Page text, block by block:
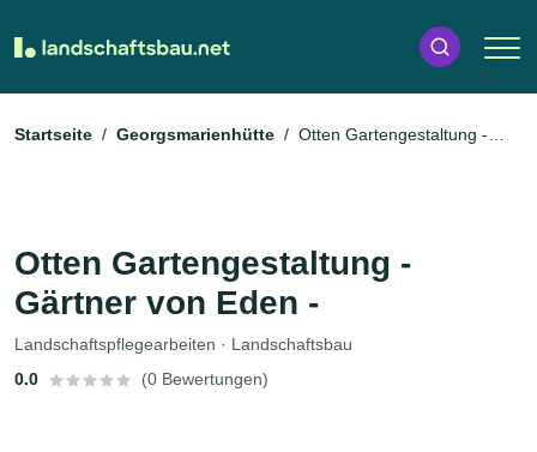
Startseite Georgsmarienhütte
Otten Gartengestaltung -
Otten Gartengestaltung -
Gärtner von Eden -
Landschaftspflegearbeiten · Landschaftsbau
0.0
(0 Bewertungen)